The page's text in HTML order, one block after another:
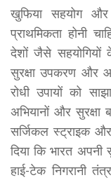
खुफिया सहयोग
प्राथमिकता होनी
देशों जैसे सहयोगियों
सुरक्षा उपकरण और
रोधी उपायों को
अभियानों और
सर्जिकल स्ट्राइक
दिया कि भारत अपनी
हाई-टेक निगरानी